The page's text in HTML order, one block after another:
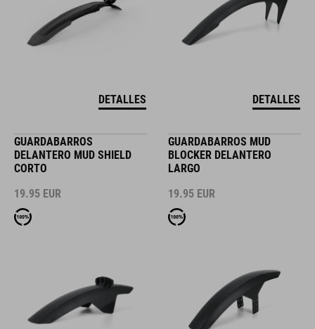
DETALLES DETALLES
GUARDABARROS
DELANTERO MUD SHIELD
CORTO
19.95 EUR
GUARDABARROS MUD
BLOCKER DELANTERO
LARGO
19.95 EUR